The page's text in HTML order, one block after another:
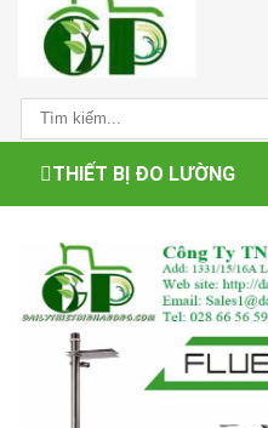
THIẾT BỊ ĐO LƯỜNG